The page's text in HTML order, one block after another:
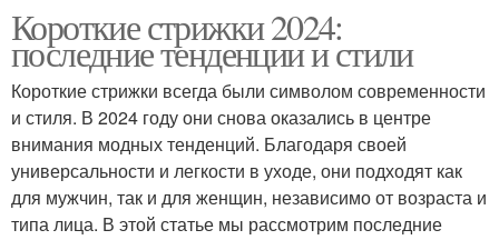
Короткие стрижки 2024:
последние тенденции и стили
Короткие стрижки всегда были символом современности
и стиля. В 2024 году они снова оказались в центре
внимания модных тенденций. Благодаря своей
универсальности и легкости в уходе, они подходят как
для мужчин, так и для женщин, независимо от возраста и
типа лица. В этой статье мы рассмотрим последние